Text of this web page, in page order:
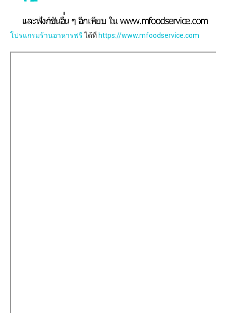
โปรแกรมร้านอาหารฟรีได้ที่ https://www.mfoodservice.com